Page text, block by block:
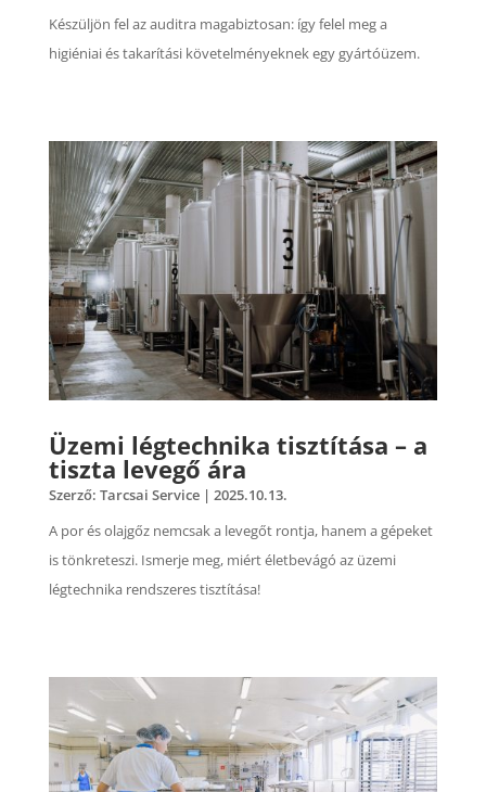
Készüljön fel az auditra magabiztosan: így felel meg a
higiéniai és takarítási követelményeknek egy gyártóüzem.
Üzemi légtechnika tisztítása – a
tiszta levegő ára
Szerző: Tarcsai Service| 2025.10.13.
A por és olajgőz nemcsak a levegőt rontja, hanem a gépeket
is tönkreteszi. Ismerje meg, miért életbevágó az üzemi
légtechnika rendszeres tisztítása!